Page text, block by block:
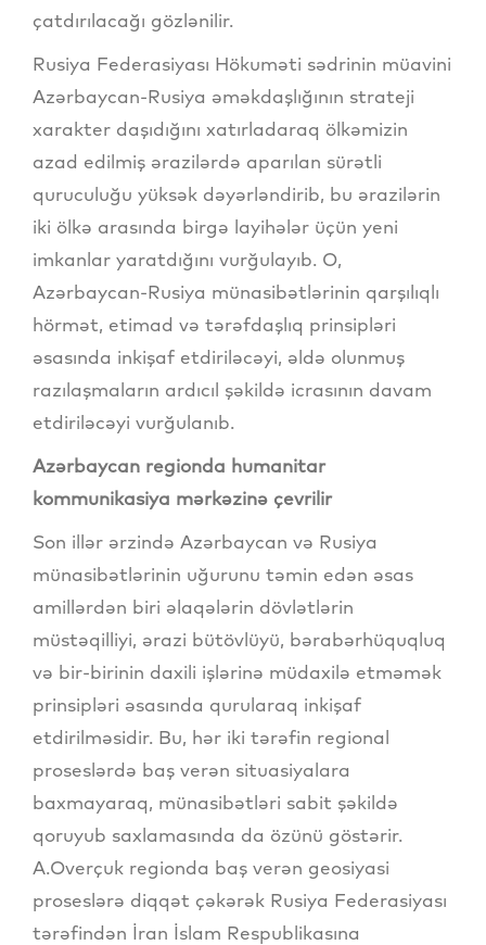
çatdırılacağı gözlənilir.
Rusiya Federasiyası Hökuməti sədrinin müavini
Azərbaycan-Rusiya əməkdaşlığının strateji
xarakter daşıdığını xatırladaraq ölkəmizin
azad edilmiş ərazilərdə aparılan sürətli
quruculuğu yüksək dəyərləndirib, bu ərazilərin
iki ölkə arasında birgə layihələr üçün yeni
imkanlar yaratdığını vurğulayıb. O,
Azərbaycan-Rusiya münasibətlərinin qarşılıqlı
hörmət, etimad və tərəfdaşlıq prinsipləri
əsasında inkişaf etdiriləcəyi, əldə olunmuş
razılaşmaların ardıcıl şəkildə icrasının davam
etdiriləcəyi vurğulanıb.
Azərbaycan regionda humanitar
kommunikasiya mərkəzinə çevrilir
Son illər ərzində Azərbaycan və Rusiya
münasibətlərinin uğurunu təmin edən əsas
amillərdən biri əlaqələrin dövlətlərin
müstəqilliyi, ərazi bütövlüyü, bərabərhüquqluq
və bir-birinin daxili işlərinə müdaxilə etməmək
prinsipləri əsasında qurularaq inkişaf
etdirilməsidir. Bu, hər iki tərəfin regional
proseslərdə baş verən situasiyalara
baxmayaraq, münasibətləri sabit şəkildə
qoruyub saxlamasında da özünü göstərir.
A.Overçuk regionda baş verən geosiyasi
proseslərə diqqət çəkərək Rusiya Federasiyası
tərəfindən İran İslam Respublikasına